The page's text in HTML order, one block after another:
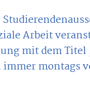
Arbeit
mit dem
immer montags